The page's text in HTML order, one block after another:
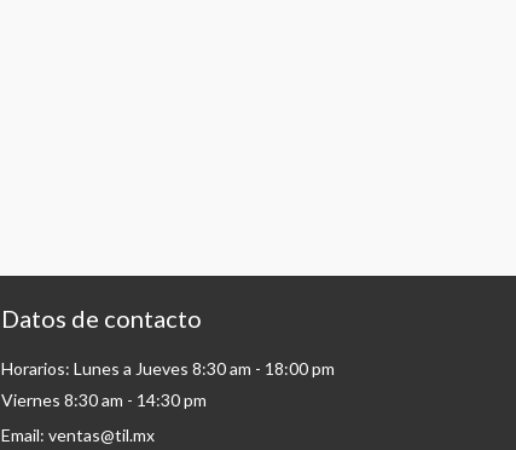
Datos de contacto
Horarios: Lunes a Jueves 8:30 am - 18:00 pm
Viernes 8:30 am - 14:30 pm
Email: ventas@til.mx